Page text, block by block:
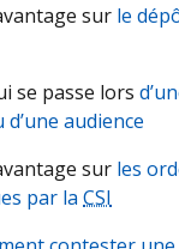
sur le
se passe lors
audience
sur les
par la CSI